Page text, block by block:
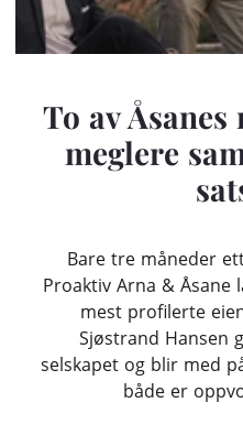
To av
meglere
Bare tre måneder
Proaktiv Arna & Åsane
mest profilerte
Sjøstrand Hansen
selskapet og blir med
både er